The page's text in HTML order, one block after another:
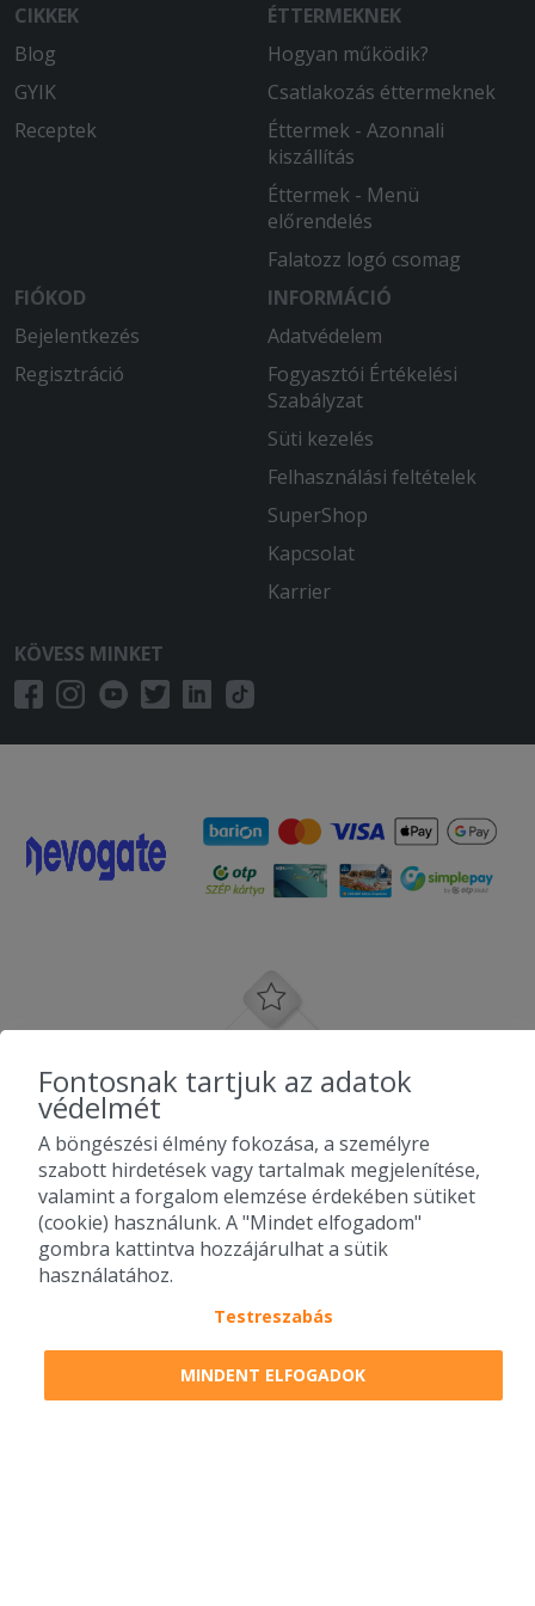
az előre jelzettnél is gyorsabb, a futár
Szuper volt!
CIKKEK
Blog
GYIK
Receptek
ÉTTERMEKNEK
Hogyan működik?
Csatlakozás éttermeknek
Éttermek - Azonnali
kiszállítás
Éttermek - Menü
előrendelés
Falatozz logó csomag
FIÓKOD
Bejelentkezés
Regisztráció
INFORMÁCIÓ
Adatvédelem
Fogyasztói Értékelési
Szabályzat
Süti kezelés
Felhasználási feltételek
SuperShop
Kapcsolat
Karrier
KÖVESS MINKET
2010-2026 Copyright - Falatozz.hu - Diston-line Kft.
Fontosnak tartjuk az adatok
védelmét
A böngészési élmény fokozása, a személyre
szabott hirdetések vagy tartalmak megjelenítése,
valamint a forgalom elemzése érdekében sütiket
(cookie) használunk. A "Mindet elfogadom"
gombra kattintva hozzájárulhat a sütik
használatához.
Testreszabás
MINDENT ELFOGADOK